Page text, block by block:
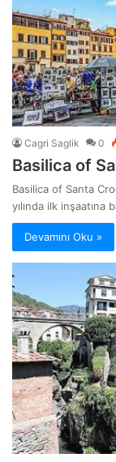
Cagri Saglik 0
Basilica of
Basilica of Santa
yılında ilk inşaatına
Devamını Oku »